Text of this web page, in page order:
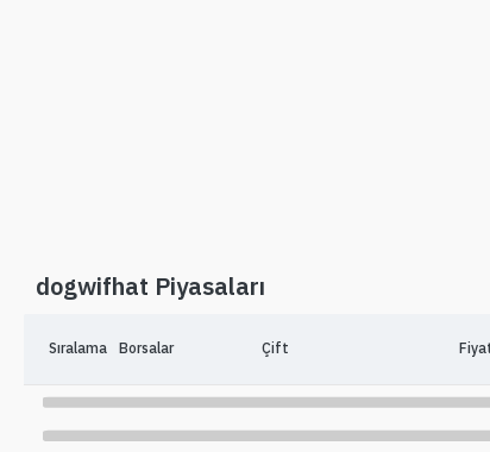
dogwifhat Piyasaları
Sıralama Borsalar Çift